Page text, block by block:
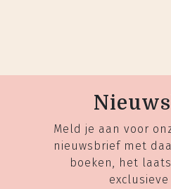
Meld je aan voor
nieuwsbrief met
boeken, het